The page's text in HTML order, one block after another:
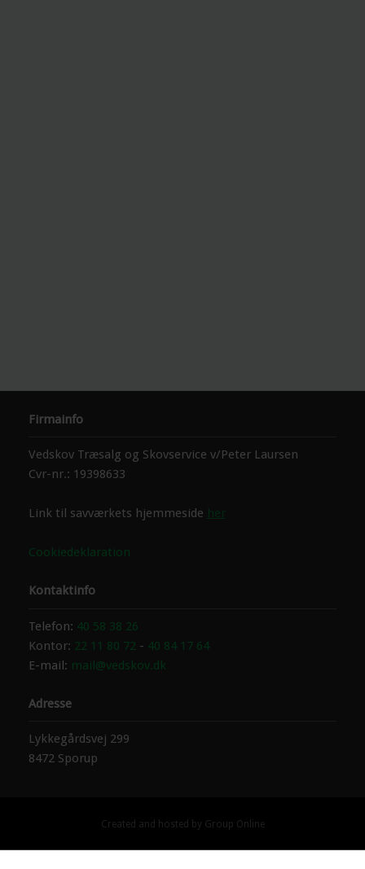
Firmainfo
Vedskov Træsalg og Skovservice v/Peter Laursen
Cvr-nr.: 19398633
Link til savværkets hjemmeside her
Cookiedeklaration
Kontaktinfo
​Telefon: 4​0 58 38 26
Kontor: 22 11 80 72- 40 84 17 64
E-mail: mail@vedskov.dk
Adresse
Lykkegårdsvej 299
8472 Sporup
Created and hosted by Group Online